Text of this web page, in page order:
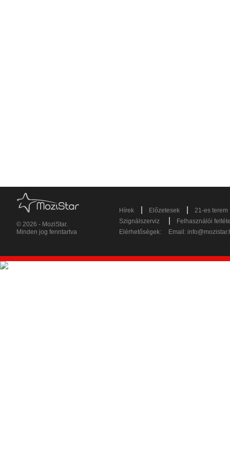
© 2026 - MoziStar.
Minden jog fenntartva
Hírek Előzetesek
21-es terem
Szignálszerviz
Felhasználói
Elérhetőségek:
Email: